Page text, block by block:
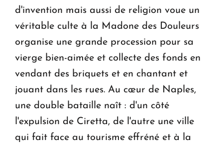
d'invention mais aussi de religion voue un
véritable culte à la Madone des Douleurs
organise une grande procession pour sa
vierge bien-aimée et collecte des fonds en
vendant des briquets et en chantant et
jouant dans les rues. Au cœur de Naples,
une double bataille naît : d'un côté
l'expulsion de Ciretta, de l'autre une ville
qui fait face au tourisme effréné et à la